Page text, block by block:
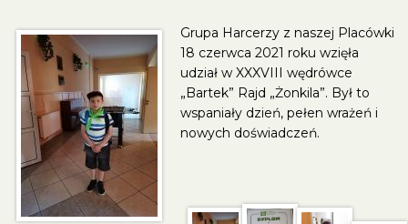
Grupa Harcerzy z naszej Placówki
18 czerwca 2021 roku wzięła
udział w XXXVIII wędrówce
„Bartek” Rajd „Żonkila”. Był to
wspaniały dzień, pełen wrażeń i
nowych doświadczeń.